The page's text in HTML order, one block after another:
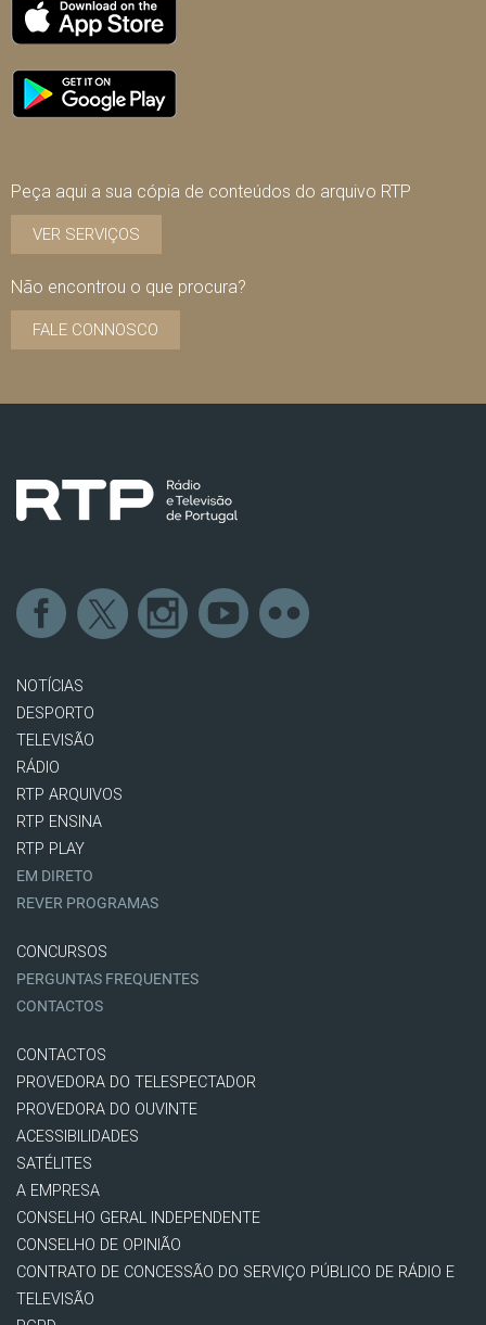
Peça aqui a sua cópia de conteúdos do arquivo RTP
VER SERVIÇOS
Não encontrou o que procura?
FALE CONNOSCO
NOTÍCIAS
DESPORTO
TELEVISÃO
RÁDIO
RTP ARQUIVOS
RTP ENSINA
RTP PLAY
EM DIRETO
REVER PROGRAMAS
CONCURSOS
PERGUNTAS FREQUENTES
CONTACTOS
CONTACTOS
PROVEDORA DO TELESPECTADOR
PROVEDORA DO OUVINTE
ACESSIBILIDADES
SATÉLITES
A EMPRESA
CONSELHO GERAL INDEPENDENTE
CONSELHO DE OPINIÃO
CONTRATO DE CONCESSÃO DO SERVIÇO PÚBLICO DE RÁDIO E
TELEVISÃO